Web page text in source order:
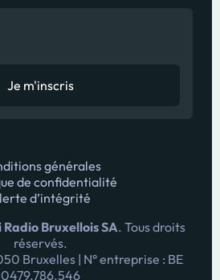
générales
de confidentialité
d’intégrité
Radio Bruxellois SA. Tous droits
réservés.
Bruxelles | N° entreprise : BE
0479.786.546